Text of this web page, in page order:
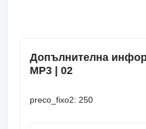
Допълнителна
MP3 | 02
preco_fixo2: 250